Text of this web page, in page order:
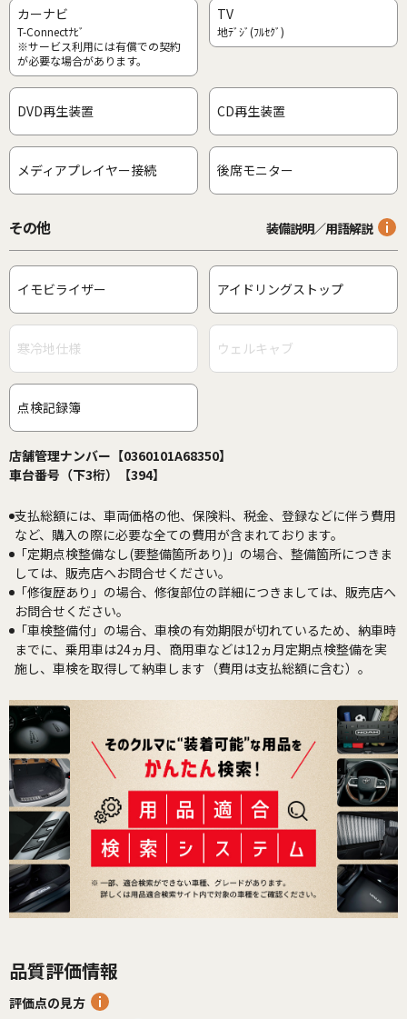
カーナビ
T-Connectﾅﾋﾞ
※サービス利用には有償での契約
が必要な場合があります。
TV
地ﾃﾞｼﾞ(ﾌﾙｾｸﾞ)
DVD再生装置 CD再生装置
メディアプレイヤー接続 後席モニター
その他 装備説明／用語解説
イモビライザー アイドリングストップ
寒冷地仕様 ウェルキャブ
点検記録簿
店舗管理ナンバー【0360101A68350】
車台番号（下3桁）【394】
支払総額には、車両価格の他、保険料、税金、登録などに伴う費用
など、購入の際に必要な全ての費用が含まれております。
「定期点検整備なし(要整備箇所あり)」の場合、整備箇所につきま
しては、販売店へお問合せください。
「修復歴あり」の場合、修復部位の詳細につきましては、販売店へ
お問合せください。
「車検整備付」の場合、車検の有効期限が切れているため、納車時
までに、乗用車は24ヵ月、商用車などは12ヵ月定期点検整備を実
施し、車検を取得して納車します（費用は支払総額に含む）。
品質評価情報
評価点の見方